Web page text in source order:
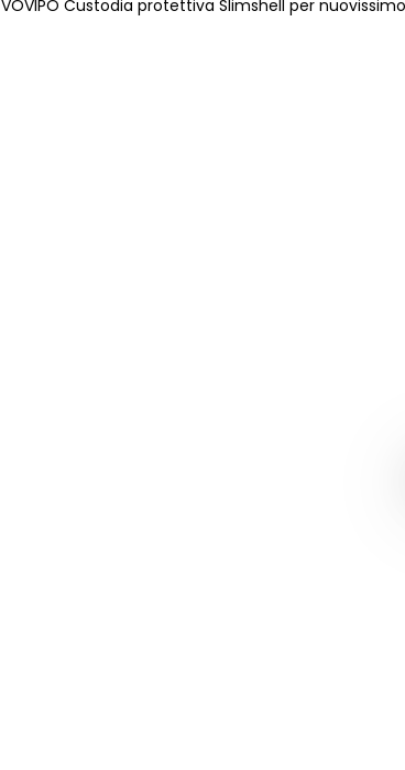
VOVIPO Custodia protettiva Slimshell per